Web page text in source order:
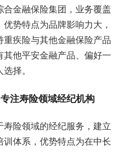
合金融保险集团，业务覆盖
势特点为品牌影响力大，
重疾险与其他金融保险产品
其他平安金融产品、偏好一
择。
注寿险领域经纪机构
寿险领域的经纪服务，建立
训体系，优势特点为在中长